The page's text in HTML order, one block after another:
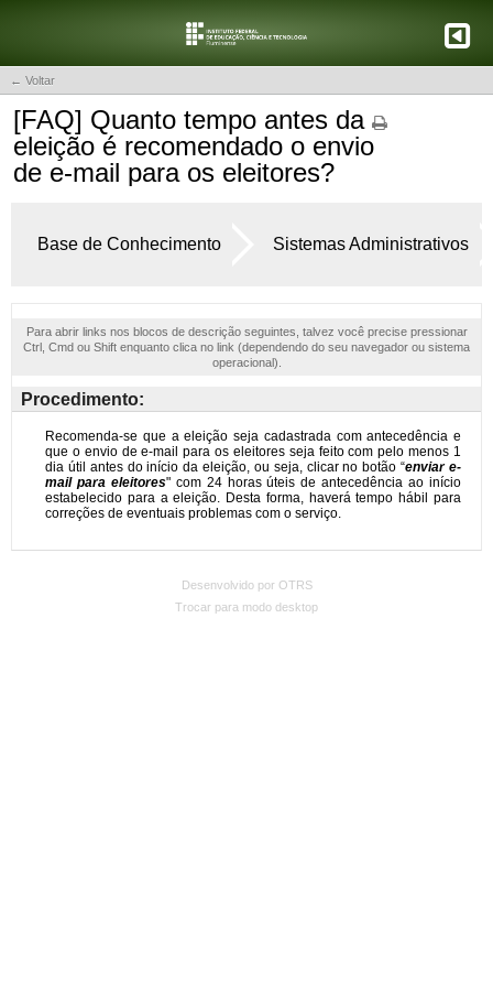
← Voltar
[FAQ] Quanto tempo antes da
eleição é recomendado o envio
de e-mail para os eleitores?
Base de Conhecimento Sistemas Administrativos
Para abrir links nos blocos de descrição seguintes, talvez você precise pressionar
Ctrl, Cmd ou Shift enquanto clica no link (dependendo do seu navegador ou sistema
operacional).
Procedimento:
Desenvolvido por OTRS
Trocar para modo desktop